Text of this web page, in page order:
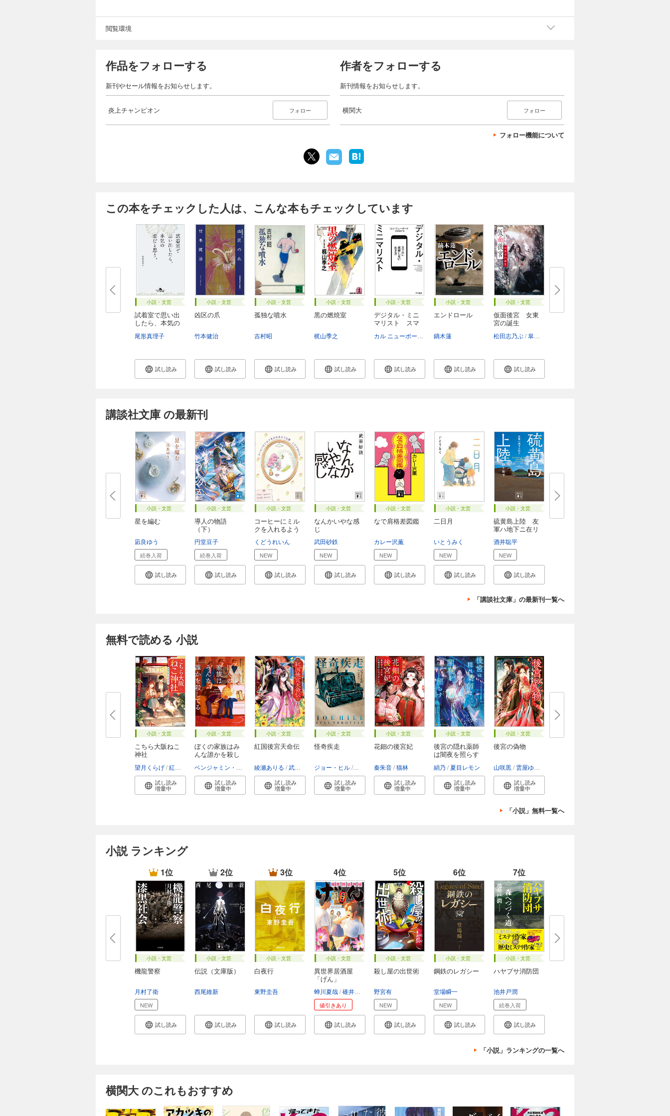
閲覧環境
作品をフォローする
新刊やセール情報をお知らせします。
炎上チャンピオン フォロー
作者をフォローする
新刊情報をお知らせします。
横関大 フォロー
フォロー機能について
この本をチェックした人は、こんな本もチェックしています
小説・文芸
試着室で思い出
したら、本気の
尾形真理子
試し読み
小説・文芸
凶区の爪
竹本健治
試し読み
小説・文芸
孤独な噴水
吉村昭
試し読み
小説・文芸
黒の燃焼室
梶山季之
試し読み
小説・文芸
デジタル・ミニ
マリスト スマ
池田真紀子
試し読み
小説・文芸
エンドロール
鏑木蓮
試し読み
小説・文芸
仮面後宮 女東
宮の誕生
松田志乃ぶ 皐月恵
試し読み
講談社文庫 の最新刊
小説・文芸
星を編む
凪良ゆう
続巻入荷
試し読み
小説・文芸
導人の物語
（下）
円堂豆子
続巻入荷
試し読み
小説・文芸
コーヒーにミル
クを入れるよう
くどうれいん
NEW
試し読み
小説・文芸
なんかいやな感
じ
武田砂鉄
NEW
試し読み
小説・文芸
なで肩格差図鑑
カレー沢薫
NEW
試し読み
小説・文芸
二日月
いとうみく
NEW
試し読み
小説・文芸
硫黄島上陸 友
軍ハ地下ニ在リ
酒井聡平
NEW
試し読み
「講談社文庫」の最新刊一覧へ
無料で読める 小説
小説・文芸
こちら大阪ねこ
神社
望月くらげ 紅木春
試し読み
増量中
小説・文芸
ぼくの家族はみ
んな誰かを殺し
富永和子
試し読み
増量中
小説・文芸
紅国後宮天命伝
綾瀬ありる 武田ほたる
試し読み
増量中
小説・文芸
怪奇疾走
ジョー・ヒル スティーヴン・キング 白石朗・他
試し読み
増量中
小説・文芸
花鈿の後宮妃
秦朱音 猫林
試し読み
増量中
小説・文芸
後宮の隠れ薬師
は闇夜を照らす
絹乃 夏目レモン
試し読み
増量中
小説・文芸
後宮の偽物
山咲黒 雲屋ゆきお
試し読み
増量中
「小説」無料一覧へ
小説 ランキング
1位
小説・文芸
機龍警察
月村了衛
NEW
試し読み
2位
小説・文芸
伝説（文庫版）
西尾維新
試し読み
3位
小説・文芸
白夜行
東野圭吾
試し読み
4位
小説・文芸
異世界居酒屋
「げん」
蝉川夏哉 碓井ツカサ
値引きあり
試し読み
5位
小説・文芸
殺し屋の出世術
野宮有
NEW
試し読み
6位
小説・文芸
鋼鉄のレガシー
堂場瞬一
NEW
試し読み
7位
小説・文芸
ハヤブサ消防団
池井戸潤
続巻入荷
試し読み
「小説」ランキングの一覧へ
横関大 のこれもおすすめ